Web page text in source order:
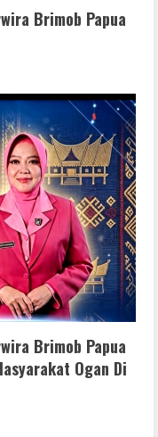
Brimob Papua
Brimob Papua
Ogan Di